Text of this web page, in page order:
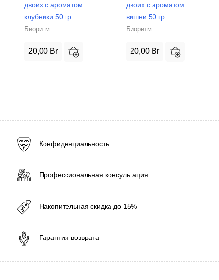
двоих с ароматом
клубники 50 гр
Биоритм
20,00 Br
двоих с ароматом
вишни 50 гр
Биоритм
20,00 Br
Конфиденциальность
Профессиональная консультация
Накопительная скидка до 15%
Гарантия возврата